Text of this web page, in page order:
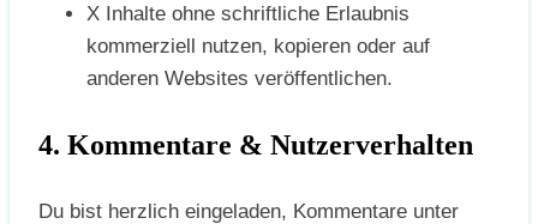
X Inhalte ohne schriftliche Erlaubnis
kommerziell nutzen, kopieren oder auf
anderen Websites veröffentlichen.
4. Kommentare & Nutzerverhalten
Du bist herzlich eingeladen, Kommentare unter